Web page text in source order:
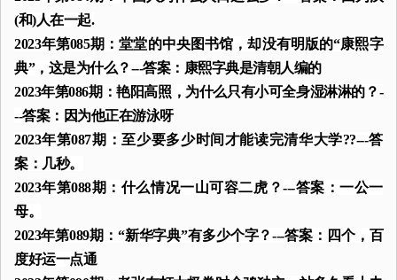
(和)人在一起.
2023年第085期：堂堂的中央图书馆，却没有明版的“康熙字
典”，这是为什么？---答案：康熙字典是清朝人编的
2023年第086期：艳阳高照，为什么只有小可全身湿淋淋的？-
--答案：因为他正在游泳呀
2023年第087期：至少要多少时间才能读完清华大学??---答
案：几秒。
2023年第088期：什么情况一山可容二虎？---答案：一公一
母。
2023年第089期：“新华字典”有多少个字？---答案：四个，百
度好运一点通